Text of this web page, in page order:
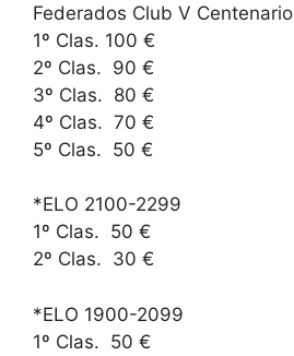
Federados Club V Centenario
1º Clas. 100 €
2º Clas. 90 €
3º Clas. 80 €
4º Clas. 70 €
5º Clas. 50 €
*ELO 2100-2299
1º Clas. 50 €
2º Clas. 30 €
*ELO 1900-2099
1º Clas. 50 €